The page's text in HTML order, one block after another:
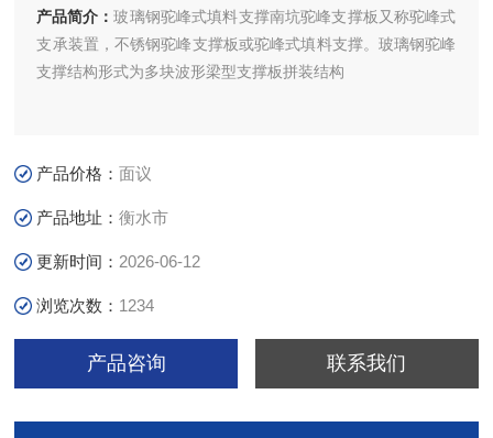
产品简介：玻璃钢驼峰式填料支撑南坑驼峰支撑板又称驼峰式
支承装置，不锈钢驼峰支撑板或驼峰式填料支撑。玻璃钢驼峰
支撑结构形式为多块波形梁型支撑板拼装结构
产品价格：面议
产品地址：衡水市
更新时间： 2026-06-12
浏览次数： 1234
产品咨询 联系我们